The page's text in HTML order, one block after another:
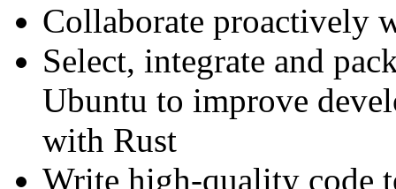
Collaborate proactively
Select, integrate and
Ubuntu to improve
with Rust
Write high-quality code